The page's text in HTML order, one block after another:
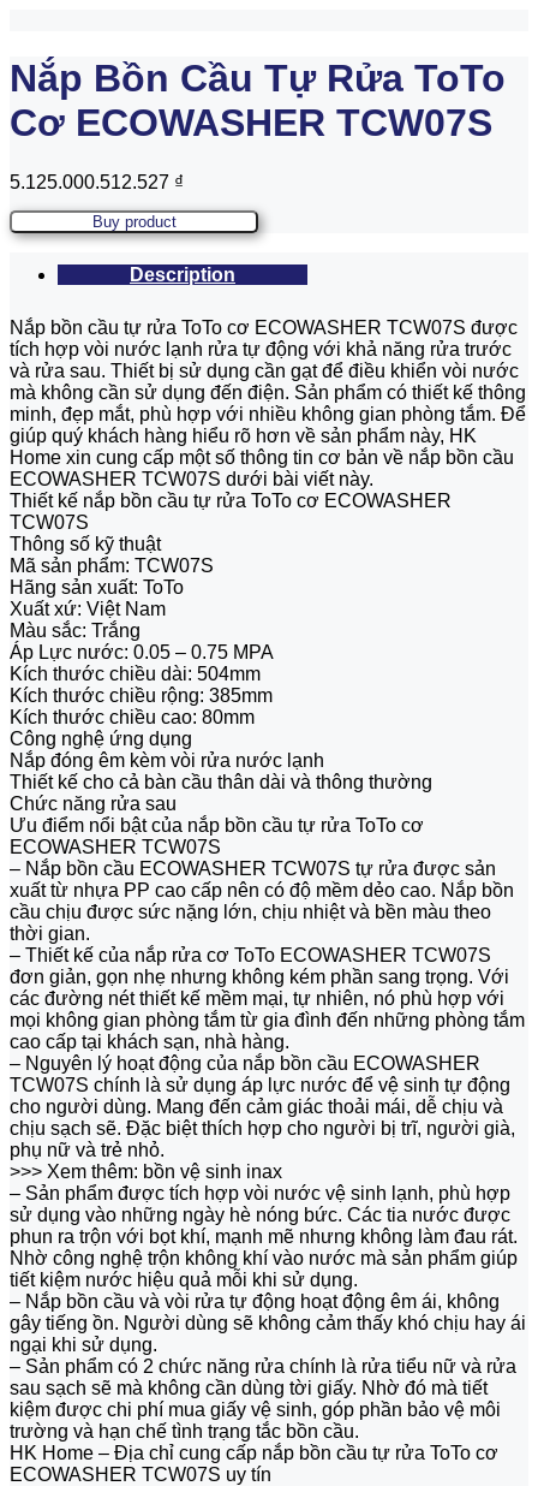
Nắp Bồn Cầu Tự Rửa ToTo
Cơ ECOWASHER TCW07S
5.125.000.512.527 ₫
Buy product
Description
Nắp bồn cầu tự rửa ToTo cơ ECOWASHER TCW07S được
tích hợp vòi nước lạnh rửa tự động với khả năng rửa trước
và rửa sau. Thiết bị sử dụng cần gạt để điều khiển vòi nước
mà không cần sử dụng đến điện. Sản phẩm có thiết kế thông
minh, đẹp mắt, phù hợp với nhiều không gian phòng tắm. Để
giúp quý khách hàng hiểu rõ hơn về sản phẩm này, HK
Home xin cung cấp một số thông tin cơ bản về nắp bồn cầu
ECOWASHER TCW07S dưới bài viết này.
Thiết kế nắp bồn cầu tự rửa ToTo cơ ECOWASHER
TCW07S
Thông số kỹ thuật
Mã sản phẩm: TCW07S
Hãng sản xuất: ToTo
Xuất xứ: Việt Nam
Màu sắc: Trắng
Áp Lực nước: 0.05 – 0.75 MPA
Kích thước chiều dài: 504mm
Kích thước chiều rộng: 385mm
Kích thước chiều cao: 80mm
Công nghệ ứng dụng
Nắp đóng êm kèm vòi rửa nước lạnh
Thiết kế cho cả bàn cầu thân dài và thông thường
Chức năng rửa sau
Ưu điểm nổi bật của nắp bồn cầu tự rửa ToTo cơ
ECOWASHER TCW07S
– Nắp bồn cầu ECOWASHER TCW07S tự rửa được sản
xuất từ nhựa PP cao cấp nên có độ mềm dẻo cao. Nắp bồn
cầu chịu được sức nặng lớn, chịu nhiệt và bền màu theo
thời gian.
– Thiết kế của nắp rửa cơ ToTo ECOWASHER TCW07S
đơn giản, gọn nhẹ nhưng không kém phần sang trọng. Với
các đường nét thiết kế mềm mại, tự nhiên, nó phù hợp với
mọi không gian phòng tắm từ gia đình đến những phòng tắm
cao cấp tại khách sạn, nhà hàng.
– Nguyên lý hoạt động của nắp bồn cầu ECOWASHER
TCW07S chính là sử dụng áp lực nước để vệ sinh tự động
cho người dùng. Mang đến cảm giác thoải mái, dễ chịu và
chịu sạch sẽ. Đặc biệt thích hợp cho người bị trĩ, người già,
phụ nữ và trẻ nhỏ.
>>> Xem thêm: bồn vệ sinh inax
– Sản phẩm được tích hợp vòi nước vệ sinh lạnh, phù hợp
sử dụng vào những ngày hè nóng bức. Các tia nước được
phun ra trộn với bọt khí, mạnh mẽ nhưng không làm đau rát.
Nhờ công nghệ trộn không khí vào nước mà sản phẩm giúp
tiết kiệm nước hiệu quả mỗi khi sử dụng.
– Nắp bồn cầu và vòi rửa tự động hoạt động êm ái, không
gây tiếng ồn. Người dùng sẽ không cảm thấy khó chịu hay ái
ngại khi sử dụng.
– Sản phẩm có 2 chức năng rửa chính là rửa tiểu nữ và rửa
sau sạch sẽ mà không cần dùng tời giấy. Nhờ đó mà tiết
kiệm được chi phí mua giấy vệ sinh, góp phần bảo vệ môi
trường và hạn chế tình trạng tắc bồn cầu.
HK Home – Địa chỉ cung cấp nắp bồn cầu tự rửa ToTo cơ
ECOWASHER TCW07S uy tín